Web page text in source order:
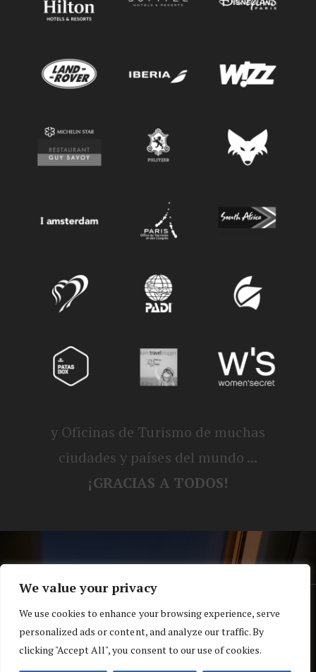
We value your privacy
We use cookies to enhance your browsing experience, serve
personalized ads or content, and analyze our traffic. By
clicking "Accept All", you consent to our use of cookies.
y Oficinas de Turismo de muchas
ciudades y países del mundo ...
¡GRACIAS A TODOS!
® Blog personal de Alex, Nerea, Turbo y
Koko |Política de privacidad y cookies